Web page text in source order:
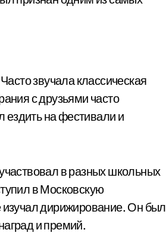
звучала классическая
с друзьями часто
на фестивали и
в разных школьных
в Московскую
изучал дирижирование. Он был
и премий.